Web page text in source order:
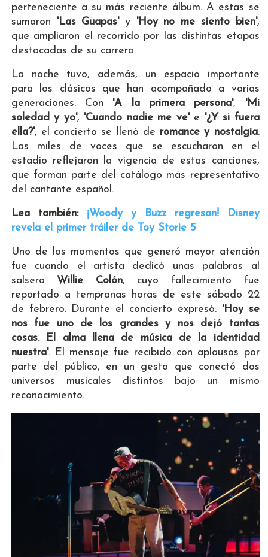
perteneciente a su más reciente álbum. A estas se
sumaron 'Las Guapas'y 'Hoy no me siento bien',
que ampliaron el recorrido por las distintas etapas
destacadas de su carrera.
La noche tuvo, además, un espacio importante
para los clásicos que han acompañado a varias
generaciones. Con 'A la primera persona', 'Mi
soledad y yo', 'Cuando nadie me ve'e '¿Y si fuera
ella?', el concierto se llenó de romance y nostalgia.
Las miles de voces que se escucharon en el
estadio reflejaron la vigencia de estas canciones,
que forman parte del catálogo más representativo
del cantante español.
Lea también: ¡Woody y Buzz regresan! Disney
revela el primer tráiler de Toy Storie 5
Uno de los momentos que generó mayor atención
fue cuando el artista dedicó unas palabras al
salsero Willie Colón, cuyo fallecimiento fue
reportado a tempranas horas de este sábado 22
de febrero. Durante el concierto expresó: 'Hoy se
nos fue uno de los grandes y nos dejó tantas
cosas. El alma llena de música de la identidad
nuestra'. El mensaje fue recibido con aplausos por
parte del público, en un gesto que conectó dos
universos musicales distintos bajo un mismo
reconocimiento.